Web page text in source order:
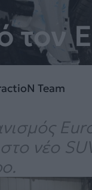
τον
Team
νέο